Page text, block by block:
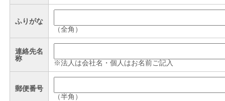
ふりがな
（全角）
連絡先名
称
※法人は会社名・個人はお名前ご記入
郵便番号
（半角）